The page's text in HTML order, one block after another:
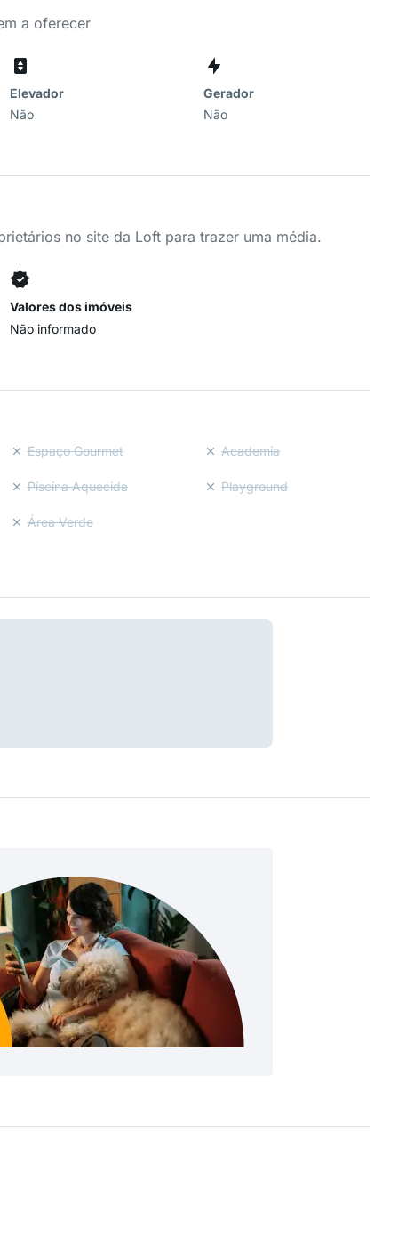
a oferecer
Elevador
Não
Gerador
Não
no site da Loft para trazer uma média.
Valores dos imóveis
Não informado
Espaço Gourmet Academia
Piscina Aquecida Playground
Área Verde